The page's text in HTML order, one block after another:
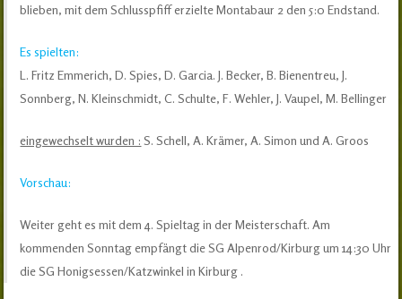
blieben, mit dem Schlusspfiff erzielte Montabaur 2 den 5:0 Endstand.
Es spielten:
L. Fritz Emmerich, D. Spies, D. Garcia. J. Becker, B. Bienentreu, J.
Sonnberg, N. Kleinschmidt, C. Schulte, F. Wehler, J. Vaupel, M. Bellinger
eingewechselt wurden : S. Schell, A. Krämer, A. Simon und A. Groos
Vorschau:
Weiter geht es mit dem 4. Spieltag in der Meisterschaft. Am
kommenden Sonntag empfängt die SG Alpenrod/Kirburg um 14:30 Uhr
die SG Honigsessen/Katzwinkel in Kirburg .